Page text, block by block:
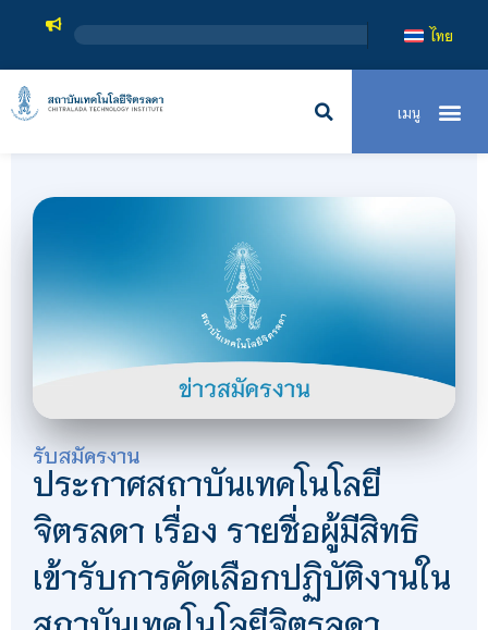
ไทย
รับสมัครงาน
ประกาศสถาบันเทคโนโลยี
จิตรลดา เรื่อง รายชื่อผู้มีสิทธิ
เข้ารับการคัดเลือกปฏิบัติงานใน